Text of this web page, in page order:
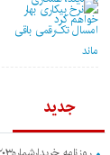
جدید